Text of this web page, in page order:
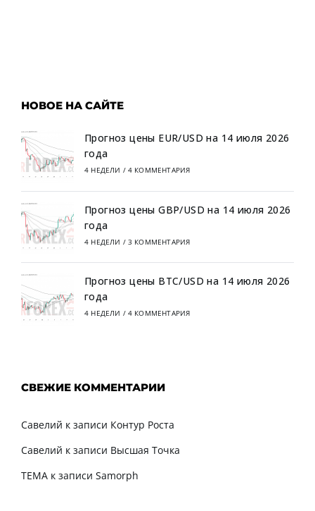
НОВОЕ НА САЙТЕ
Прогноз цены EUR/USD на 14 июля 2026
года
4 НЕДЕЛИ / 4 КОММЕНТАРИЯ
Прогноз цены GBP/USD на 14 июля 2026
года
4 НЕДЕЛИ / 3 КОММЕНТАРИЯ
Прогноз цены BTC/USD на 14 июля 2026
года
4 НЕДЕЛИ / 4 КОММЕНТАРИЯ
СВЕЖИЕ КОММЕНТАРИИ
Савелий к записи Контур Роста
Савелий к записи Высшая Точка
TEMA к записи Samorph